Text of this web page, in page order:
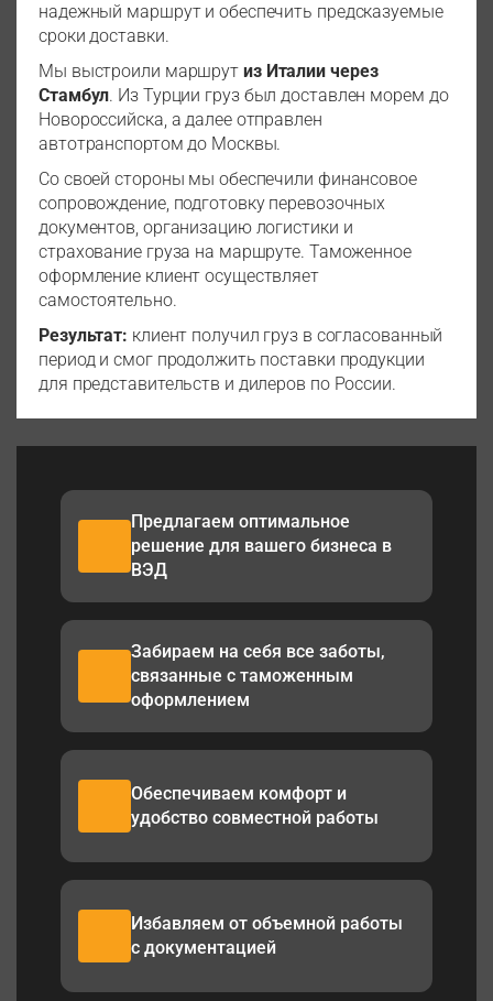
надежный маршрут и обеспечить предсказуемые
сроки доставки.
Мы выстроили маршрут из Италии через
Стамбул. Из Турции груз был доставлен морем до
Новороссийска, а далее отправлен
автотранспортом до Москвы.
Со своей стороны мы обеспечили финансовое
сопровождение, подготовку перевозочных
документов, организацию логистики и
страхование груза на маршруте. Таможенное
оформление клиент осуществляет
самостоятельно.
Результат: клиент получил груз в согласованный
период и смог продолжить поставки продукции
для представительств и дилеров по России.
Предлагаем оптимальное
решение для вашего бизнеса в
ВЭД
Забираем на себя все заботы,
связанные с таможенным
оформлением
Обеспечиваем комфорт и
удобство совместной работы
Избавляем от объемной работы
с документацией